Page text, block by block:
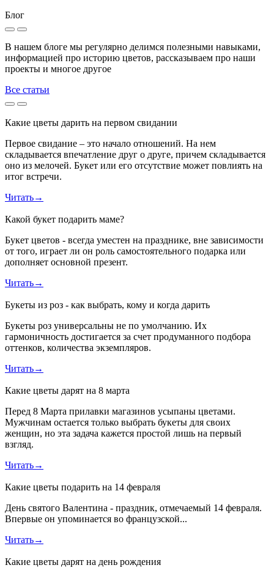
Блог
В нашем блоге мы регулярно делимся полезными навыками,
информацией про историю цветов, рассказываем про наши
проекты и многое другое
Все статьи
Какие цветы дарить на первом свидании
Первое свидание – это начало отношений. На нем
складывается впечатление друг о друге, причем складывается
оно из мелочей. Букет или его отсутствие может повлиять на
итог встречи.
Читать→
Какой букет подарить маме?
Букет цветов - всегда уместен на празднике, вне зависимости
от того, играет ли он роль самостоятельного подарка или
дополняет основной презент.
Читать→
Букеты из роз - как выбрать, кому и когда дарить
Букеты роз универсальны не по умолчанию. Их
гармоничность достигается за счет продуманного подбора
оттенков, количества экземпляров.
Читать→
Какие цветы дарят на 8 марта
Перед 8 Марта прилавки магазинов усыпаны цветами.
Мужчинам остается только выбрать букеты для своих
женщин, но эта задача кажется простой лишь на первый
взгляд.
Читать→
Какие цветы подарить на 14 февраля
День святого Валентина - праздник, отмечаемый 14 февраля.
Впервые он упоминается во французской...
Читать→
Какие цветы дарят на день рождения